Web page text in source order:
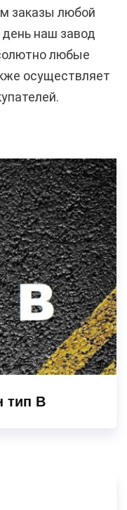
заказы любой
наш завод
любые
осуществляет
тип В